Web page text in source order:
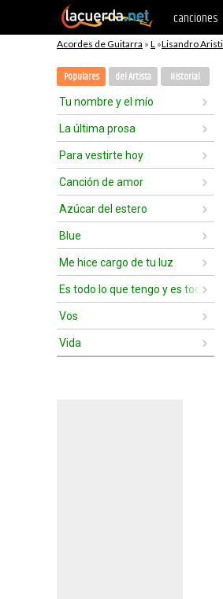
canciones
Acordes de Guitarra » L »Lisandro
Populares del Artista Historial
Tu nombre y el mío
La última prosa
Para vestirte hoy
Canción de amor
Azúcar del estero
Blue
Me hice cargo de tu luz
Es todo lo que tengo y es todo lo
Vos
Vida